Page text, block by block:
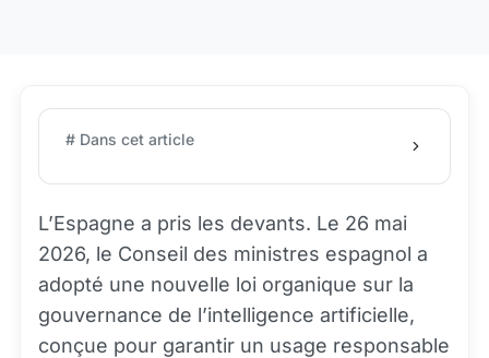
# Dans cet article
L’Espagne a pris les devants. Le 26 mai
2026, le Conseil des ministres espagnol a
adopté une nouvelle loi organique sur la
gouvernance de l’intelligence artificielle,
conçue pour garantir un usage responsable